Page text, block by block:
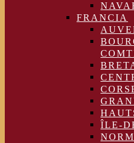
FRANCIA
ÎLE-